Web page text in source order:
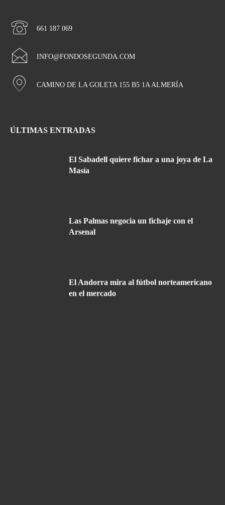
661 187 069
INFO@FONDOSEGUNDA.COM
CAMINO DE LA GOLETA 155 B5 1A ALMERÍA
ÚLTIMAS ENTRADAS
El Sabadell quiere fichar a una joya de La
Masía
Las Palmas negocia un fichaje con el
Arsenal
El Andorra mira al fútbol norteamericano
en el mercado